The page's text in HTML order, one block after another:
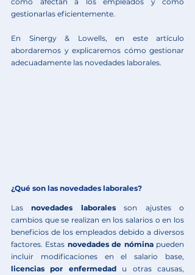
gestionarlas eficientemente.
En Sinergy & Lowells, en este artículo
abordaremos y explicaremos cómo gestionar
adecuadamente las novedades laborales.
¿Qué son las novedades laborales?
Las novedades laborales son ajustes o
cambios que se realizan en los salarios o en los
beneficios de los empleados debido a diversos
factores. Estas novedades de nómina pueden
licencias por enfermedad